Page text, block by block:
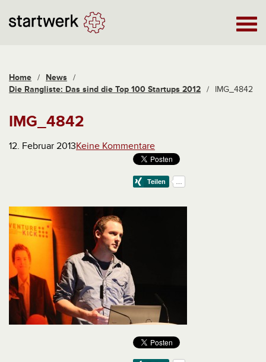
Home / News /
Die Rangliste: Das sind die Top 100 Startups 2012 / IMG_4842
IMG_4842
12. Februar 2013Keine Kommentare